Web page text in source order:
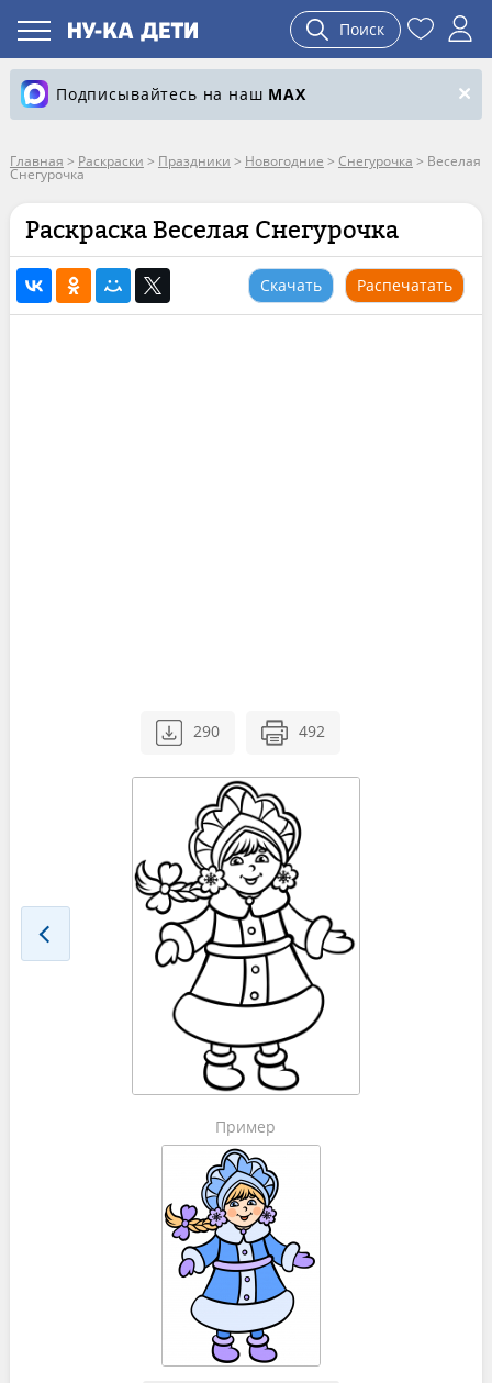
Поиск
Подписывайтесь на наш MAX
Главная > Раскраски > Праздники > Новогодние > Снегурочка > Веселая
Снегурочка
Раскраска Веселая Снегурочка
Скачать Распечатать
290 492
Пример